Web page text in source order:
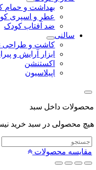
بهداشت و حمام کودک
عطر و اسپری کودک
ضد آفتاب کودک
سالنی
کاشت و طراحی ناخن
ابزار آرایش و پیرایش
اکستنشن
اپیلاسیون
داخل سبد
در سبد خرید نیست.
محصولات